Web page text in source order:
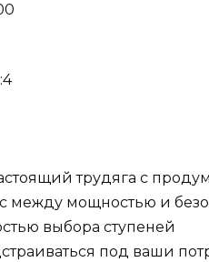
трудяга с
между мощностью и
выбора ступеней
под ваши